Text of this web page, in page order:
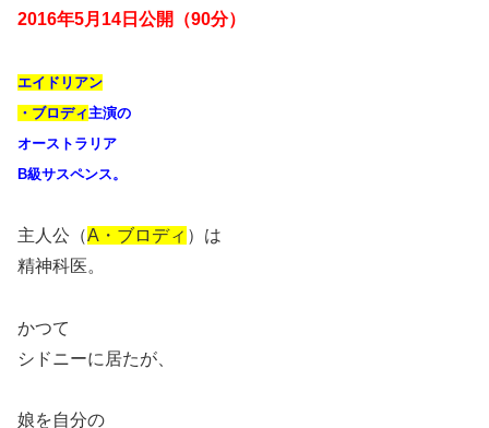
2016年5月14日公開（90分）
エイドリアン
・ブロディ主演の
オーストラリア
B級サスペンス。
主人公（A ・ブロディ ）は
精神科医。
かつて
シドニーに居たが、
娘を自分の